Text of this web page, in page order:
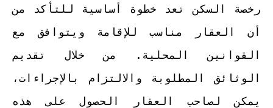
رخصة السكن تعد خطوة أساسية للتأكد من
أن العقار مناسب للإقامة ويتوافق مع
القوانين المحلية. من خلال تقديم
الوثائق المطلوبة والالتزام بالإجراءات،
يمكن لصاحب العقار الحصول على هذه